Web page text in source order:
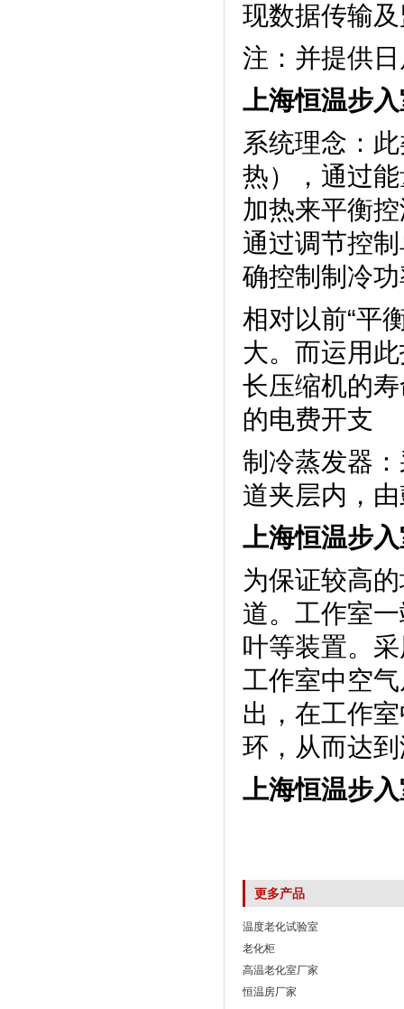
现数据传输及
注：并提
上海恒温步
系统理念
热），通
加热来平衡控
通过调节控制
确控制制冷功
相对以前“平
大。而运
长压缩机的寿
的电费开支
制冷蒸发器
道夹层内，
上海恒温步
为保证较高的
道。工作室
叶等装置。
工作室中空气
出，在工作
环，从而达
上海恒温步
更多产品
温度老化试验室
老化柜
高温老化室厂家
恒温房厂家